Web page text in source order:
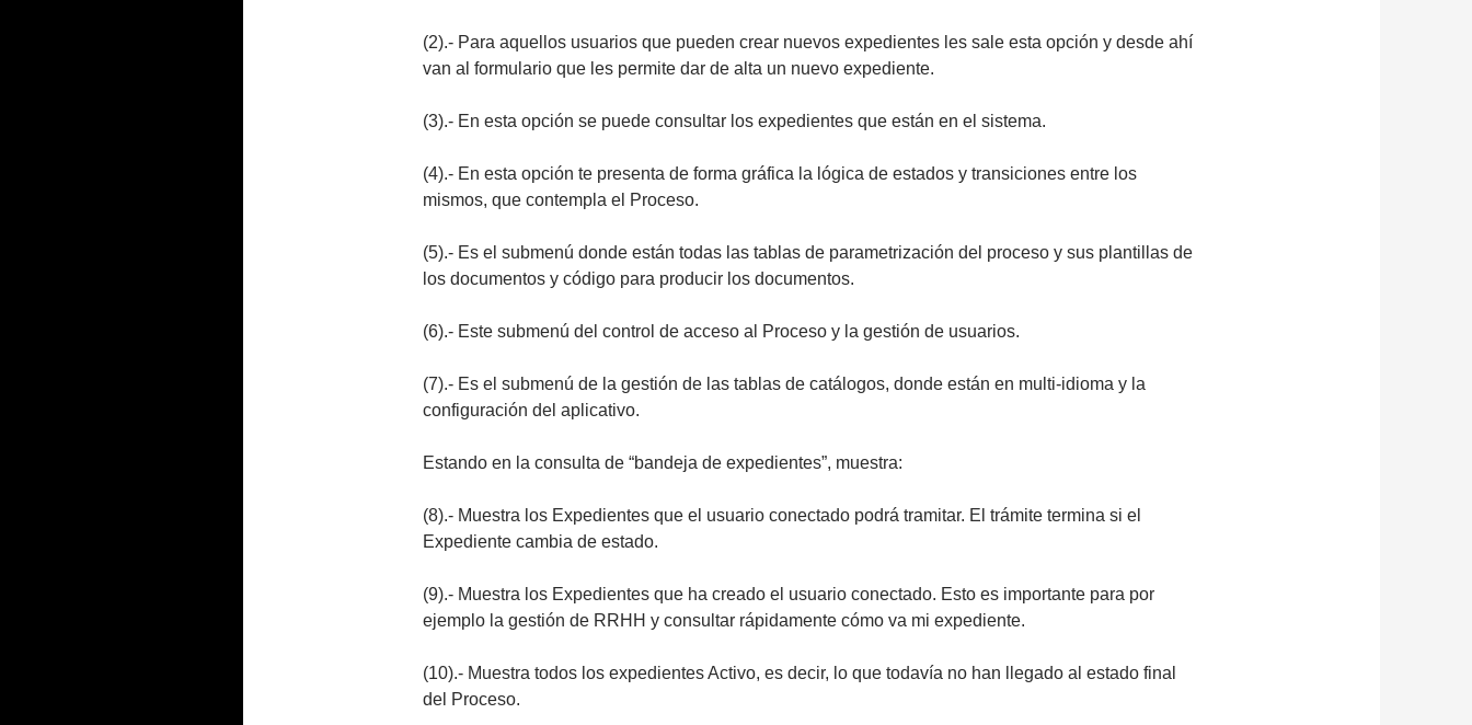
(2).- Para aquellos usuarios que pueden crear nuevos expedientes les sale esta opción y desde ahí
van al formulario que les permite dar de alta un nuevo expediente.
(3).- En esta opción se puede consultar los expedientes que están en el sistema.
(4).- En esta opción te presenta de forma gráfica la lógica de estados y transiciones entre los
mismos, que contempla el Proceso.
(5).- Es el submenú donde están todas las tablas de parametrización del proceso y sus plantillas de
los documentos y código para producir los documentos.
(6).- Este submenú del control de acceso al Proceso y la gestión de usuarios.
(7).- Es el submenú de la gestión de las tablas de catálogos, donde están en multi-idioma y la
configuración del aplicativo.
Estando en la consulta de “bandeja de expedientes”, muestra:
(8).- Muestra los Expedientes que el usuario conectado podrá tramitar. El trámite termina si el
Expediente cambia de estado.
(9).- Muestra los Expedientes que ha creado el usuario conectado. Esto es importante para por
ejemplo la gestión de RRHH y consultar rápidamente cómo va mi expediente.
(10).- Muestra todos los expedientes Activo, es decir, lo que todavía no han llegado al estado final
del Proceso.